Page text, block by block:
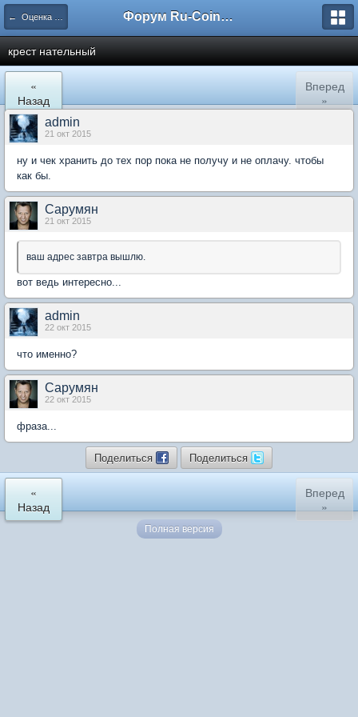
← Оценка и определение НЕ МОНЕТ Форум Ru-Coin.ru
крест нательный
«
Назад
Вперед
»
admin
21 окт 2015
ну и чек хранить до тех пор пока не получу и не оплачу. чтобы
как бы.
Сарумян
21 окт 2015
ваш адрес завтра вышлю.
вот ведь интересно...
admin
22 окт 2015
что именно?
Сарумян
22 окт 2015
фраза...
Поделиться Поделиться
«
Назад
Вперед
»
Полная версия